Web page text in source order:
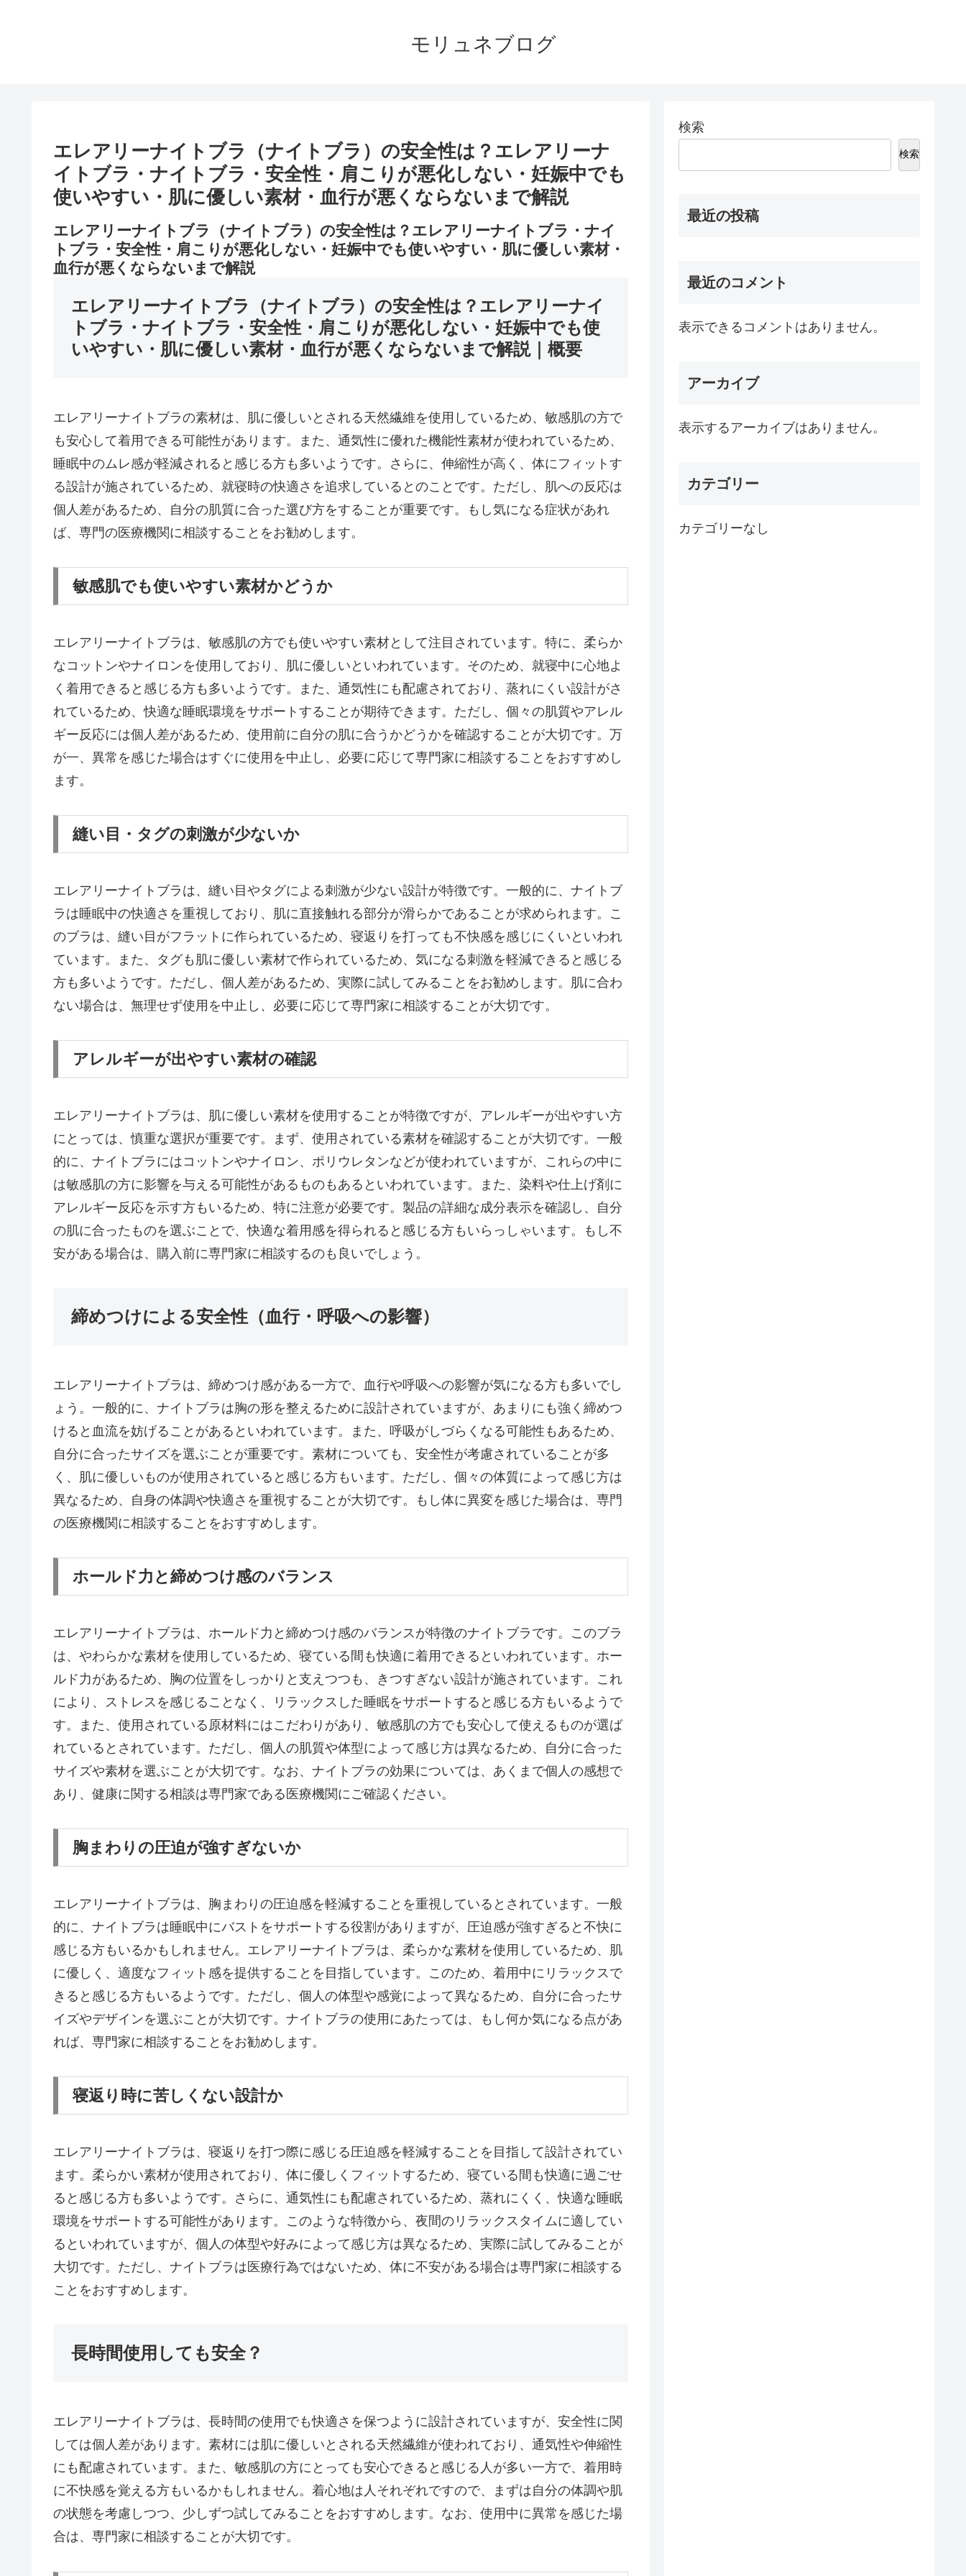
モリュネブログ
エレアリーナイトブラ（ナイトブラ）の安全性は？エレアリーナ
イトブラ・ナイトブラ・安全性・肩こりが悪化しない・妊娠中でも
使いやすい・肌に優しい素材・血行が悪くならないまで解説
エレアリーナイトブラ（ナイトブラ）の安全性は？エレアリーナイトブラ・ナイ
トブラ・安全性・肩こりが悪化しない・妊娠中でも使いやすい・肌に優しい素材・
血行が悪くならないまで解説
エレアリーナイトブラ（ナイトブラ）の安全性は？エレアリーナイ
トブラ・ナイトブラ・安全性・肩こりが悪化しない・妊娠中でも使
いやすい・肌に優しい素材・血行が悪くならないまで解説｜概要
エレアリーナイトブラの素材は、肌に優しいとされる天然繊維を使用しているため、敏感肌の方で
も安心して着用できる可能性があります。また、通気性に優れた機能性素材が使われているため、
睡眠中のムレ感が軽減されると感じる方も多いようです。さらに、伸縮性が高く、体にフィットす
る設計が施されているため、就寝時の快適さを追求しているとのことです。ただし、肌への反応は
個人差があるため、自分の肌質に合った選び方をすることが重要です。もし気になる症状があれ
ば、専門の医療機関に相談することをお勧めします。
敏感肌でも使いやすい素材かどうか
エレアリーナイトブラは、敏感肌の方でも使いやすい素材として注目されています。特に、柔らか
なコットンやナイロンを使用しており、肌に優しいといわれています。そのため、就寝中に心地よ
く着用できると感じる方も多いようです。また、通気性にも配慮されており、蒸れにくい設計がさ
れているため、快適な睡眠環境をサポートすることが期待できます。ただし、個々の肌質やアレル
ギー反応には個人差があるため、使用前に自分の肌に合うかどうかを確認することが大切です。万
が一、異常を感じた場合はすぐに使用を中止し、必要に応じて専門家に相談することをおすすめし
ます。
縫い目・タグの刺激が少ないか
エレアリーナイトブラは、縫い目やタグによる刺激が少ない設計が特徴です。一般的に、ナイトブ
ラは睡眠中の快適さを重視しており、肌に直接触れる部分が滑らかであることが求められます。こ
のブラは、縫い目がフラットに作られているため、寝返りを打っても不快感を感じにくいといわれ
ています。また、タグも肌に優しい素材で作られているため、気になる刺激を軽減できると感じる
方も多いようです。ただし、個人差があるため、実際に試してみることをお勧めします。肌に合わ
ない場合は、無理せず使用を中止し、必要に応じて専門家に相談することが大切です。
アレルギーが出やすい素材の確認
エレアリーナイトブラは、肌に優しい素材を使用することが特徴ですが、アレルギーが出やすい方
にとっては、慎重な選択が重要です。まず、使用されている素材を確認することが大切です。一般
的に、ナイトブラにはコットンやナイロン、ポリウレタンなどが使われていますが、これらの中に
は敏感肌の方に影響を与える可能性があるものもあるといわれています。また、染料や仕上げ剤に
アレルギー反応を示す方もいるため、特に注意が必要です。製品の詳細な成分表示を確認し、自分
の肌に合ったものを選ぶことで、快適な着用感を得られると感じる方もいらっしゃいます。もし不
安がある場合は、購入前に専門家に相談するのも良いでしょう。
締めつけによる安全性（血行・呼吸への影響）
エレアリーナイトブラは、締めつけ感がある一方で、血行や呼吸への影響が気になる方も多いでし
ょう。一般的に、ナイトブラは胸の形を整えるために設計されていますが、あまりにも強く締めつ
けると血流を妨げることがあるといわれています。また、呼吸がしづらくなる可能性もあるため、
自分に合ったサイズを選ぶことが重要です。素材についても、安全性が考慮されていることが多
く、肌に優しいものが使用されていると感じる方もいます。ただし、個々の体質によって感じ方は
異なるため、自身の体調や快適さを重視することが大切です。もし体に異変を感じた場合は、専門
の医療機関に相談することをおすすめします。
ホールド力と締めつけ感のバランス
エレアリーナイトブラは、ホールド力と締めつけ感のバランスが特徴のナイトブラです。このブラ
は、やわらかな素材を使用しているため、寝ている間も快適に着用できるといわれています。ホー
ルド力があるため、胸の位置をしっかりと支えつつも、きつすぎない設計が施されています。これ
により、ストレスを感じることなく、リラックスした睡眠をサポートすると感じる方もいるようで
す。また、使用されている原材料にはこだわりがあり、敏感肌の方でも安心して使えるものが選ば
れているとされています。ただし、個人の肌質や体型によって感じ方は異なるため、自分に合った
サイズや素材を選ぶことが大切です。なお、ナイトブラの効果については、あくまで個人の感想で
あり、健康に関する相談は専門家である医療機関にご確認ください。
胸まわりの圧迫が強すぎないか
エレアリーナイトブラは、胸まわりの圧迫感を軽減することを重視しているとされています。一般
的に、ナイトブラは睡眠中にバストをサポートする役割がありますが、圧迫感が強すぎると不快に
感じる方もいるかもしれません。エレアリーナイトブラは、柔らかな素材を使用しているため、肌
に優しく、適度なフィット感を提供することを目指しています。このため、着用中にリラックスで
きると感じる方もいるようです。ただし、個人の体型や感覚によって異なるため、自分に合ったサ
イズやデザインを選ぶことが大切です。ナイトブラの使用にあたっては、もし何か気になる点があ
れば、専門家に相談することをお勧めします。
寝返り時に苦しくない設計か
エレアリーナイトブラは、寝返りを打つ際に感じる圧迫感を軽減することを目指して設計されてい
ます。柔らかい素材が使用されており、体に優しくフィットするため、寝ている間も快適に過ごせ
ると感じる方も多いようです。さらに、通気性にも配慮されているため、蒸れにくく、快適な睡眠
環境をサポートする可能性があります。このような特徴から、夜間のリラックスタイムに適してい
るといわれていますが、個人の体型や好みによって感じ方は異なるため、実際に試してみることが
大切です。ただし、ナイトブラは医療行為ではないため、体に不安がある場合は専門家に相談する
ことをおすすめします。
長時間使用しても安全？
エレアリーナイトブラは、長時間の使用でも快適さを保つように設計されていますが、安全性に関
しては個人差があります。素材には肌に優しいとされる天然繊維が使われており、通気性や伸縮性
にも配慮されています。また、敏感肌の方にとっても安心できると感じる人が多い一方で、着用時
に不快感を覚える方もいるかもしれません。着心地は人それぞれですので、まずは自分の体調や肌
の状態を考慮しつつ、少しずつ試してみることをおすすめします。なお、使用中に異常を感じた場
合は、専門家に相談することが大切です。
検索
検索
最近の投稿
最近のコメント
表示できるコメントはありません。
アーカイブ
表示するアーカイブはありません。
カテゴリー
カテゴリーなし